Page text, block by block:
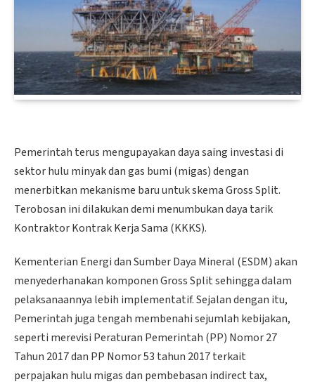
Pemerintah terus mengupayakan daya saing investasi di
sektor hulu minyak dan gas bumi (migas) dengan
menerbitkan mekanisme baru untuk skema Gross Split.
Terobosan ini dilakukan demi menumbukan daya tarik
Kontraktor Kontrak Kerja Sama (KKKS).
Kementerian Energi dan Sumber Daya Mineral (ESDM) akan
menyederhanakan komponen Gross Split sehingga dalam
pelaksanaannya lebih implementatif. Sejalan dengan itu,
Pemerintah juga tengah membenahi sejumlah kebijakan,
seperti merevisi Peraturan Pemerintah (PP) Nomor 27
Tahun 2017 dan PP Nomor 53 tahun 2017 terkait
perpajakan hulu migas dan pembebasan indirect tax,